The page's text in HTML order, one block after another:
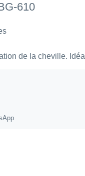
610
de la cheville.